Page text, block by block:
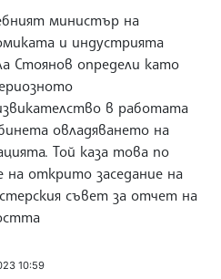
министър на
и индустрията
Стоянов определи като
в работата
овладяването на
Той каза това по
на открито заседание на
съвет за отчет на
10:59